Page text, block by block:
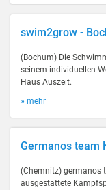
swim2grow -
(Bochum) Die
seinem individuellen
Haus Auszeit.
» mehr
Germanos team
(Chemnitz) germanos
ausgestattete